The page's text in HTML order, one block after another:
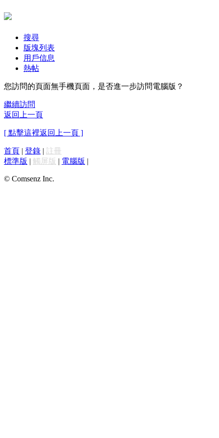
搜尋
版塊列表
用戶信息
熱帖
您訪問的頁面無手機頁面，是否進一步訪問電腦版？
繼續訪問
返回上一頁
[ 點擊這裡返回上一頁 ]
首頁 | 登錄 | 註冊
標準版 | 觸屏版 | 電腦版 |
© Comsenz Inc.